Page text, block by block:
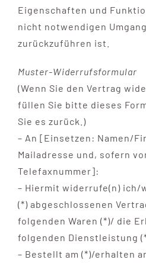
Eigenschaften und
nicht notwendigen
zurückzuführen ist.
Muster-Widerrufsformular
(Wenn Sie den Vertrag
füllen Sie bitte dieses
Sie es zurück.)
– An [Einsetzen: Namen/
Mailadresse und, sofern
Telefaxnummer]:
– Hiermit widerrufe(n) ich/
(*) abgeschlossenen
folgenden Waren (*)/ die
folgenden Dienstleistung
– Bestellt am (*)/erhalten